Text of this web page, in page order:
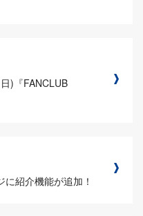
)『FANCLUB
紹介機能が追加！